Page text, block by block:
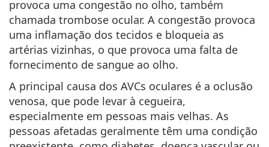
provoca uma congestão no olho, também
chamada trombose ocular. A congestão provoca
uma inflamação dos tecidos e bloqueia as
artérias vizinhas, o que provoca uma falta de
fornecimento de sangue ao olho.
A principal causa dos AVCs oculares é a oclusão
venosa, que pode levar à cegueira,
especialmente em pessoas mais velhas. As
pessoas afetadas geralmente têm uma condição